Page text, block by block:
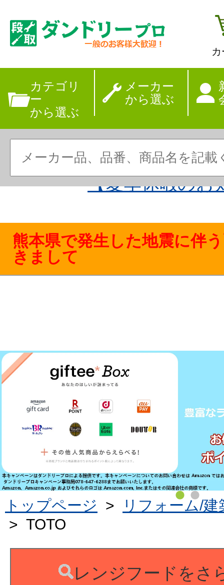
カテゴリ
ー
から選ぶ
メーカー
から選ぶ
【夏季休暇のお
熊本県で発生した地震に伴
きまして
トップページ >
リフォーム/建
> TOTO
レンジフードをさ